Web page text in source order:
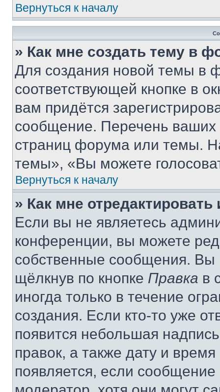
Вернуться к началу
» Как мне создать тему в
Для создания новой темы в
соответствующей кнопке в
вам придётся
сообщение. Перечень ваших
страниц форума или темы.
темы», «Вы можете
Вернуться к началу
» Как мне
Если вы не являетесь
конференции, вы можете
собственные сообщения. Вы
щёлкнув по кнопке Правка в
иногда только в течение
создания. Если кто-то уже
появится небольшая
правок, а также дату и
появляется, если